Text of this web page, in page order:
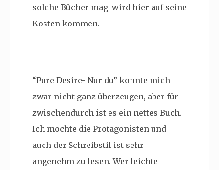
solche Bücher mag, wird hier auf seine
Kosten kommen.
“Pure Desire- Nur du” konnte mich
zwar nicht ganz überzeugen, aber für
zwischendurch ist es ein nettes Buch.
Ich mochte die Protagonisten und
auch der Schreibstil ist sehr
angenehm zu lesen. Wer leichte